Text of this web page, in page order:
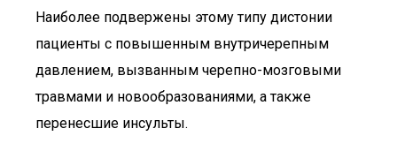
Наиболее подвержены этому типу дистонии
пациенты с повышенным внутричерепным
давлением, вызванным черепно-мозговыми
травмами и новообразованиями, а также
перенесшие инсульты.